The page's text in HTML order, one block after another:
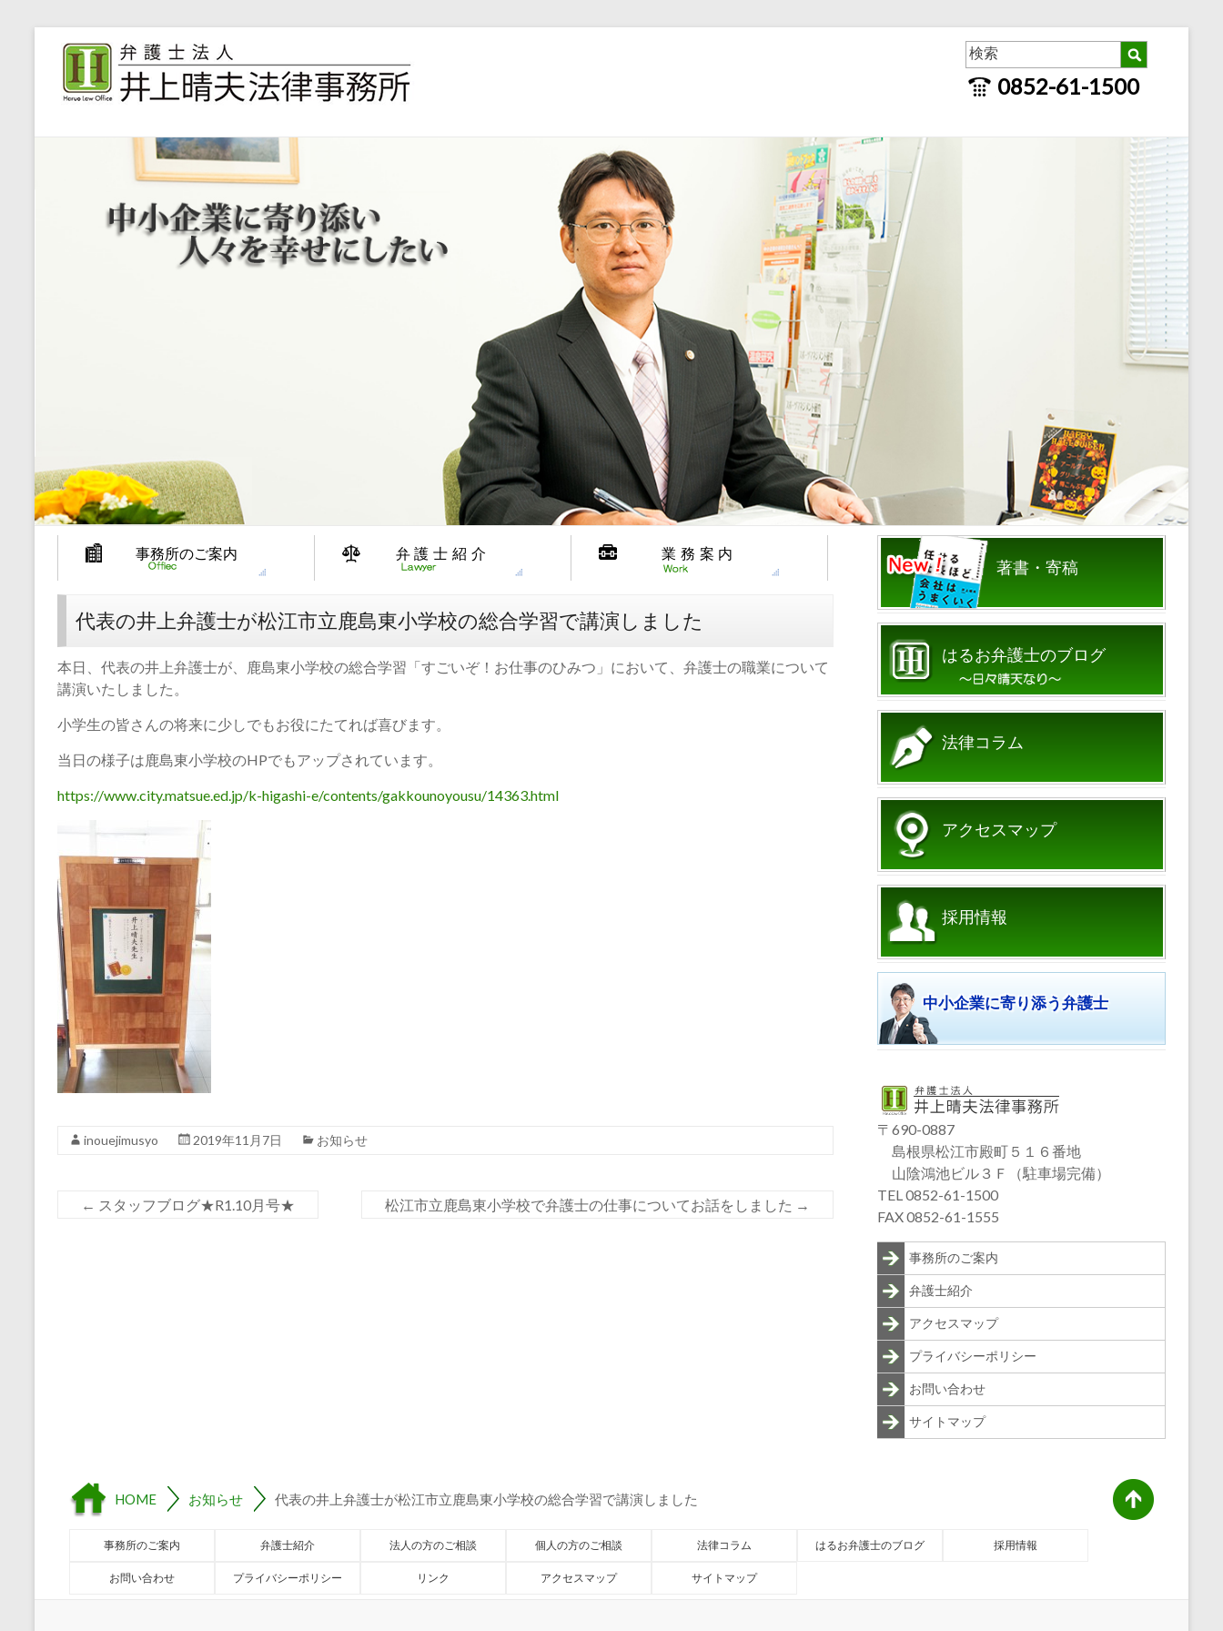
0852-61-1500
事務所のご案内 弁護士紹介 業務案内
代表の井上弁護士が松江市立鹿島東小学校の総合学習で講演しました
本日、代表の井上弁護士が、鹿島東小学校の総合学習「すごいぞ！お仕事のひみつ」において、弁護士の職業について
講演いたしました。
小学生の皆さんの将来に少しでもお役にたてれば喜びます。
当日の様子は鹿島東小学校のHPでもアップされています。
https://www.city.matsue.ed.jp/k-higashi-e/contents/gakkounoyousu/14363.html
inouejimusyo 2019年11月7日 お知らせ
← スタッフブログ★R1.10月号★ 松江市立鹿島東小学校で弁護士の仕事についてお話をしました →
著書・寄稿
はるお弁護士のブログ
法律コラム
アクセスマップ
採用情報
中小企業に寄り添う弁護士
〒690-0887
島根県松江市殿町５１６番地
山陰鴻池ビル３Ｆ（駐車場完備）
TEL 0852-61-1500
FAX 0852-61-1555
事務所のご案内
弁護士紹介
アクセスマップ
プライバシーポリシー
お問い合わせ
サイトマップ
HOME お知らせ 代表の井上弁護士が松江市立鹿島東小学校の総合学習で講演しました
事務所のご案内 弁護士紹介 法人の方のご相談 個人の方のご相談 法律コラム はるお弁護士のブログ 採用情報
お問い合わせ プライバシーポリシー リンク アクセスマップ サイトマップ